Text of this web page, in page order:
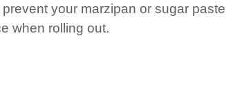
your marzipan or sugar paste
when rolling out.